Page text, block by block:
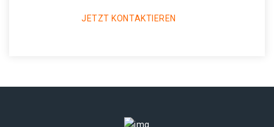
JETZT KONTAKTIEREN